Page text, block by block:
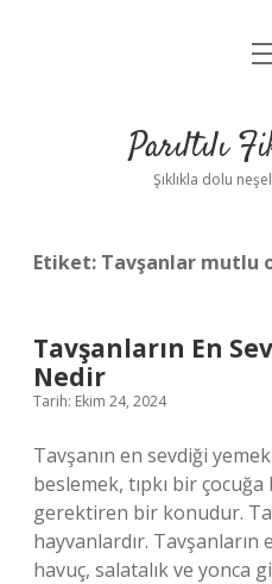
Yasal
Parıltılı
Şıklıkla dolu
Etiket: Tavşanlar mutlu
Tavşanların En
Nedir
Tarih: Ekim 24, 2024
Tavşanın en sevdiği
beslemek, tıpkı bir
gerektiren bir konudur.
hayvanlardır. Tavşanların
havuç, salatalık ve yonca